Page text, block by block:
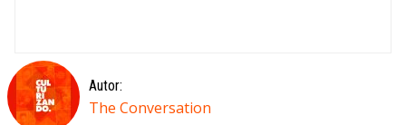
Autor:
The Conversation